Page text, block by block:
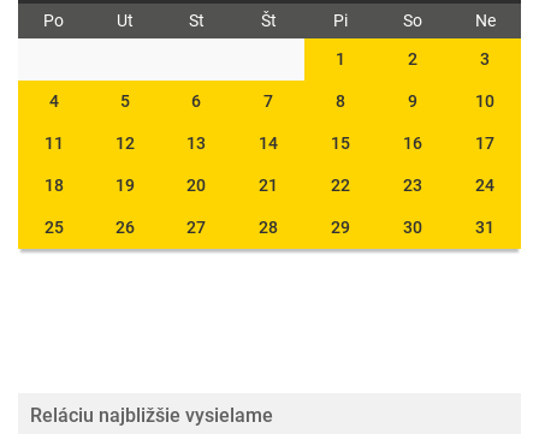
Po Ut St Št Pi So
Ne
1
2 3
4 5 6 7 8 9 10
11 12 13 14 15 16 17
18 19 20 21 22 23 24
25 26 27 28 29 30 31
Reláciu najbližšie vysielame